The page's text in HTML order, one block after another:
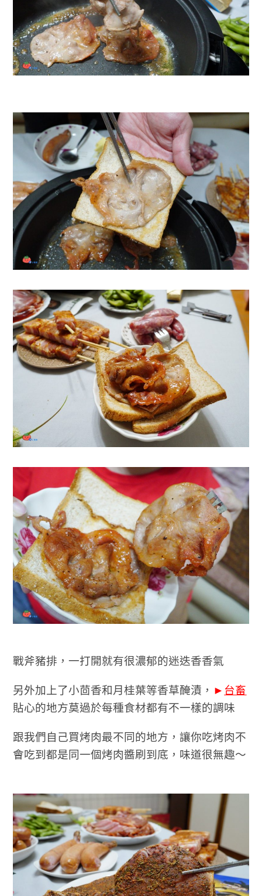
戰斧豬排，一打開就有很濃郁的迷迭香香氣
另外加上了小茴香和月桂葉等香草醃漬， ► 台畜
貼心的地方莫過於每種食材都有不一樣的調味
跟我們自己買烤肉最不同的地方，讓你吃烤肉不
會吃到都是同一個烤肉醬刷到底，味道很無趣～